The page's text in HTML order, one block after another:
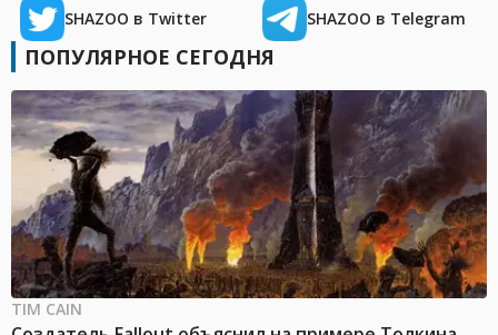
SHAZOO в Twitter SHAZOO в Telegram
ПОПУЛЯРНОЕ СЕГОДНЯ
TIM CAIN